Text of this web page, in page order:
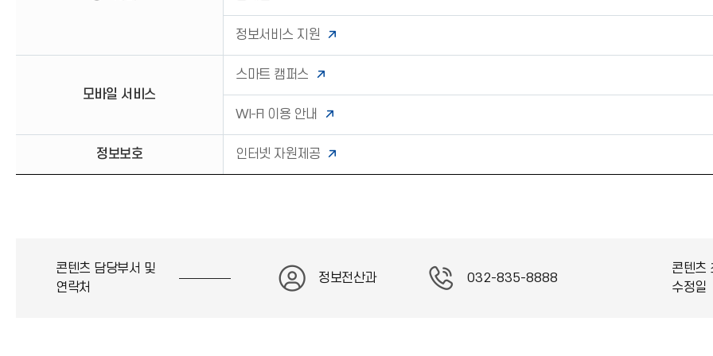
정보서비스 지원
모바일 서비스
스마트 캠퍼스
WI-FI 이용 안내
정보보호 인터넷 자원제공
콘텐츠 담당부서 및
연락처
정보전산과 032-835-8888
콘텐츠
수정일